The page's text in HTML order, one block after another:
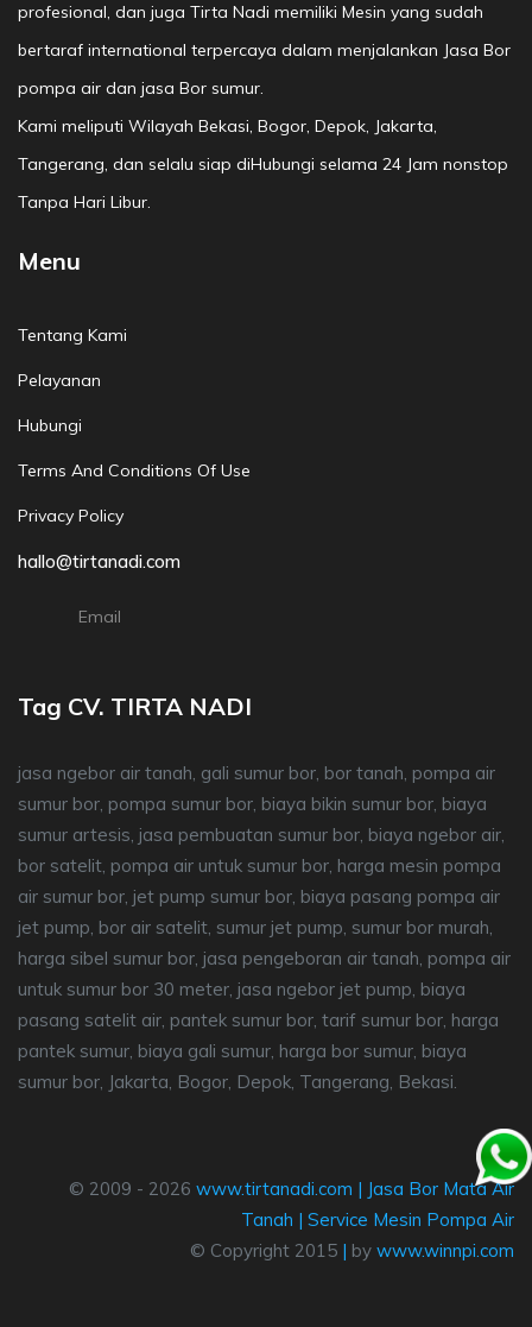
profesional, dan juga Tirta Nadi memiliki Mesin yang sudah
bertaraf international terpercaya dalam menjalankan Jasa Bor
pompa air dan jasa Bor sumur.
Kami meliputi Wilayah Bekasi, Bogor, Depok, Jakarta,
Tangerang, dan selalu siap diHubungi selama 24 Jam nonstop
Tanpa Hari Libur.
Menu
Tentang Kami
Pelayanan
Hubungi
Terms And Conditions Of Use
Privacy Policy
hallo@tirtanadi.com
Email
Tag CV. TIRTA NADI
jasa ngebor air tanah, gali sumur bor, bor tanah, pompa air
sumur bor, pompa sumur bor, biaya bikin sumur bor, biaya
sumur artesis, jasa pembuatan sumur bor, biaya ngebor air,
bor satelit, pompa air untuk sumur bor, harga mesin pompa
air sumur bor, jet pump sumur bor, biaya pasang pompa air
jet pump, bor air satelit, sumur jet pump, sumur bor murah,
harga sibel sumur bor, jasa pengeboran air tanah, pompa air
untuk sumur bor 30 meter, jasa ngebor jet pump, biaya
pasang satelit air, pantek sumur bor, tarif sumur bor, harga
pantek sumur, biaya gali sumur, harga bor sumur, biaya
sumur bor, Jakarta, Bogor, Depok, Tangerang, Bekasi.
© 2009 - 2026 www.tirtanadi.com | Jasa Bor Mata Air
Tanah | Service Mesin Pompa Air
© Copyright 2015 | by www.winnpi.com